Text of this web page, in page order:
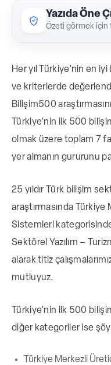
Yazıda Öne
Özeti görmek için
POS
Yazılım
kalite ve
Her yıl Türkiye’nin en
ve kriterlerde
Bilişim500
Türkiye’nin ilk 500
olmak üzere toplam 7
yer almanın gururunu
25 yıldır Türk bilişim
araştırmasında
Türkiye
Sistemleri
Sektörel Yazılım –
alarak titiz
mutluyuz.
Türkiye’nin ilk 500
diğer kategoriler ise
Türkiye Merkezli